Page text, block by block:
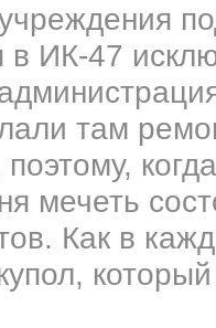
в ИК-47
там
мечеть
Как в